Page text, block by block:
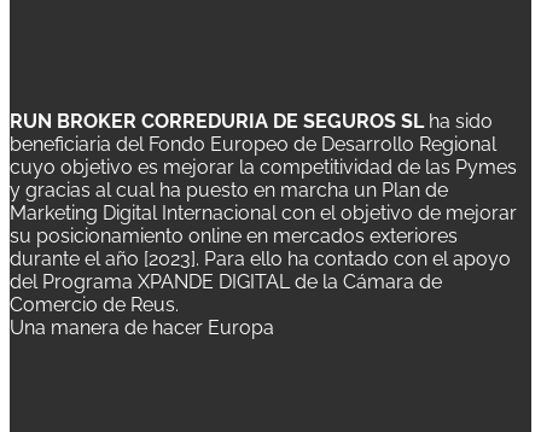
RUN BROKER CORREDURIA DE SEGUROS SLha sido
beneficiaria del Fondo Europeo de Desarrollo Regional
cuyo objetivo es mejorar la competitividad de las Pymes
y gracias al cual ha puesto en marcha un Plan de
Marketing Digital Internacional con el objetivo de mejorar
su posicionamiento online en mercados exteriores
durante el año [2023]. Para ello ha contado con el apoyo
del Programa XPANDE DIGITAL de la Cámara de
Comercio de Reus.
Una manera de hacer Europa